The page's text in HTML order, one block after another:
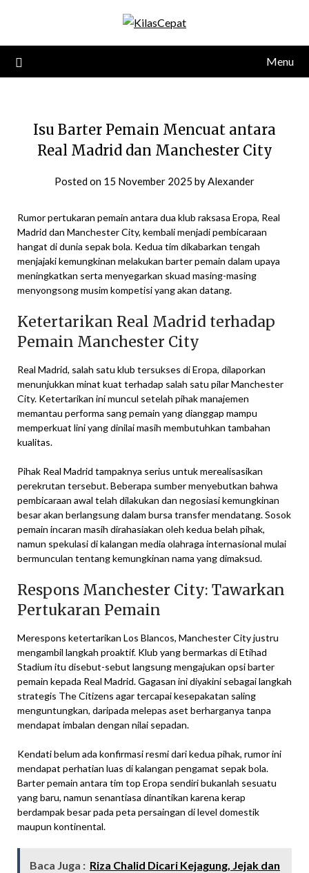
content
Menu
Isu Barter Pemain Mencuat antara
Real Madrid dan Manchester City
Posted on 15 November 2025 byAlexander
Rumor pertukaran pemain antara dua klub raksasa Eropa, Real
Madrid dan Manchester City, kembali menjadi pembicaraan
hangat di dunia sepak bola. Kedua tim dikabarkan tengah
menjajaki kemungkinan melakukan barter pemain dalam upaya
meningkatkan serta menyegarkan skuad masing-masing
menyongsong musim kompetisi yang akan datang.
Ketertarikan Real Madrid terhadap
Pemain Manchester City
Real Madrid, salah satu klub tersukses di Eropa, dilaporkan
menunjukkan minat kuat terhadap salah satu pilar Manchester
City. Ketertarikan ini muncul setelah pihak manajemen
memantau performa sang pemain yang dianggap mampu
memperkuat lini yang dinilai masih membutuhkan tambahan
kualitas.
Pihak Real Madrid tampaknya serius untuk merealisasikan
perekrutan tersebut. Beberapa sumber menyebutkan bahwa
pembicaraan awal telah dilakukan dan negosiasi kemungkinan
besar akan berlangsung dalam bursa transfer mendatang. Sosok
pemain incaran masih dirahasiakan oleh kedua belah pihak,
namun spekulasi di kalangan media olahraga internasional mulai
bermunculan tentang kemungkinan nama yang dimaksud.
Respons Manchester City: Tawarkan
Pertukaran Pemain
Merespons ketertarikan Los Blancos, Manchester City justru
mengambil langkah proaktif. Klub yang bermarkas di Etihad
Stadium itu disebut-sebut langsung mengajukan opsi barter
pemain kepada Real Madrid. Gagasan ini diyakini sebagai langkah
strategis The Citizens agar tercapai kesepakatan saling
menguntungkan, daripada melepas aset berharganya tanpa
mendapat imbalan dengan nilai sepadan.
Kendati belum ada konfirmasi resmi dari kedua pihak, rumor ini
mendapat perhatian luas di kalangan pengamat sepak bola.
Barter pemain antara tim top Eropa sendiri bukanlah sesuatu
yang baru, namun senantiasa dinantikan karena kerap
berdampak besar pada peta persaingan di level domestik
maupun kontinental.
Baca Juga : Riza Chalid Dicari Kejagung, Jejak dan